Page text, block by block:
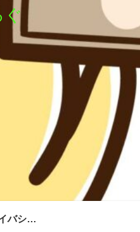
ぐ
プライバシーポリシー